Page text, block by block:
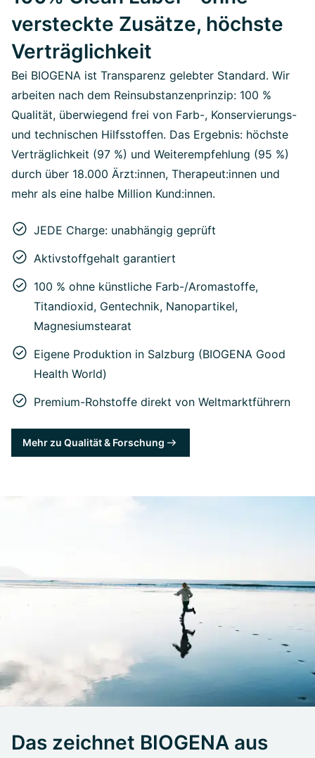
versteckte Zusätze, höchste
Verträglichkeit
Bei BIOGENA ist Transparenz gelebter Standard. Wir
arbeiten nach dem Reinsubstanzenprinzip: 100 %
Qualität, überwiegend frei von Farb-, Konservierungs-
und technischen Hilfsstoffen. Das Ergebnis: höchste
Verträglichkeit (97 %) und Weiterempfehlung (95 %)
durch über 18.000 Ärzt:innen, Therapeut:innen und
mehr als eine halbe Million Kund:innen.
JEDE Charge: unabhängig geprüft
Aktivstoffgehalt garantiert
100 % ohne künstliche Farb-/Aromastoffe,
Titandioxid, Gentechnik, Nanopartikel,
Magnesiumstearat
Eigene Produktion in Salzburg (BIOGENA Good
Health World)
Premium-Rohstoffe direkt von Weltmarktführern
Mehr zu Qualität & Forschung
Das zeichnet BIOGENA aus